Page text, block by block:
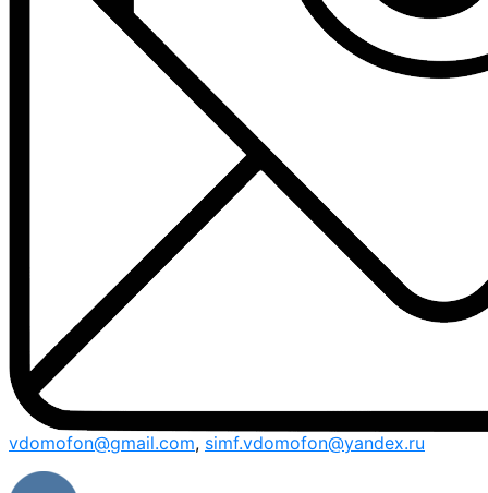
vdomofon@gmail.com, simf.vdomofon@yandex.ru